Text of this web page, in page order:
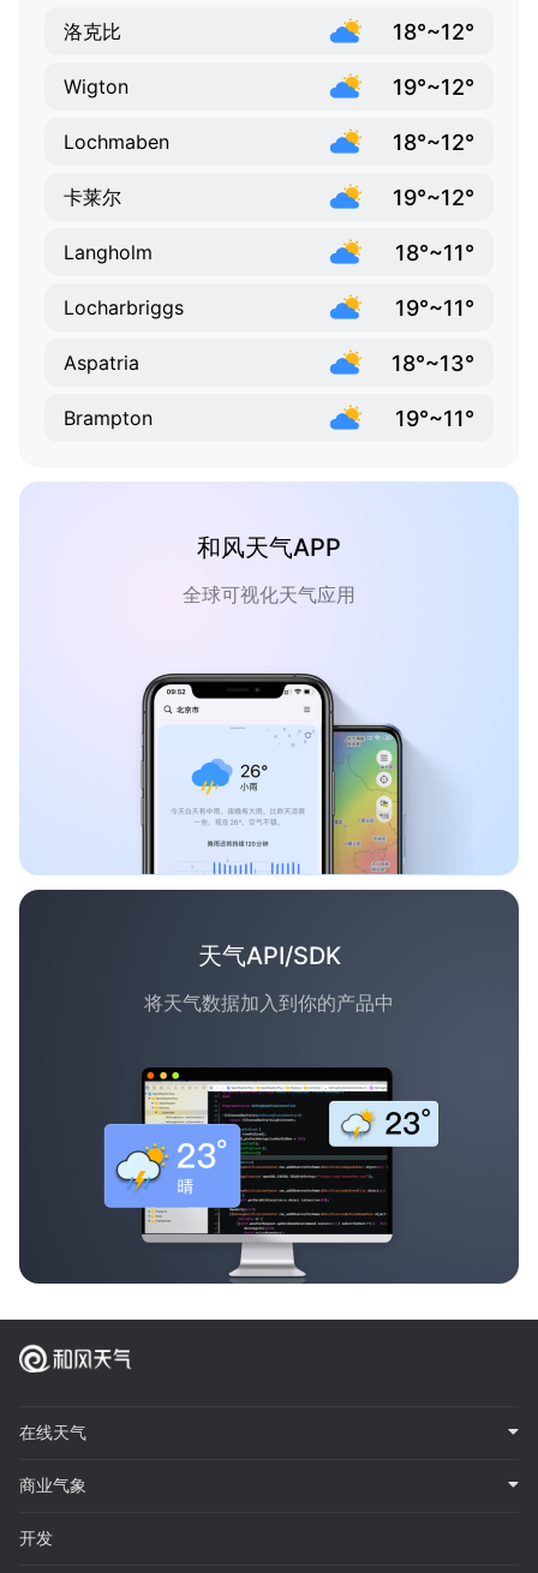
洛克比 18°~12°
Wigton 19°~12°
Lochmaben 18°~12°
卡莱尔 19°~12°
Langholm 18°~11°
Locharbriggs 19°~11°
Aspatria 18°~13°
Brampton 19°~11°
和风天气APP
全球可视化天气应用
天气API/SDK
将天气数据加入到你的产品中
在线天气
商业气象
开发